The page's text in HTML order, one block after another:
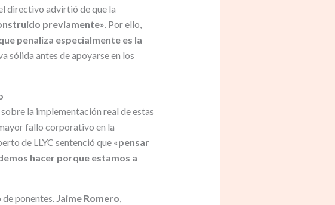
directivo advirtió de que la
previamente». Por ello,
penaliza especialmente es la
sólida antes de apoyarse en los
la implementación real de estas
fallo corporativo en la
de LLYC sentenció que «pensar
hacer porque estamos a
ponentes. Jaime Romero,